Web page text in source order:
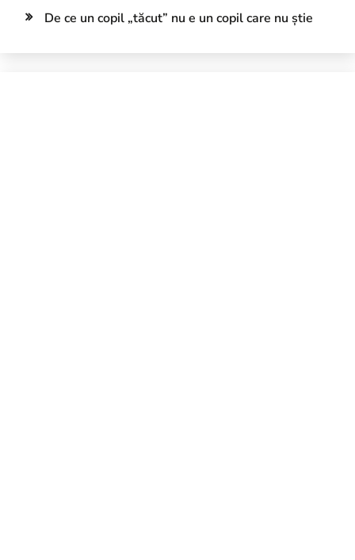
De ce un copil „tăcut” nu e un copil care nu știe